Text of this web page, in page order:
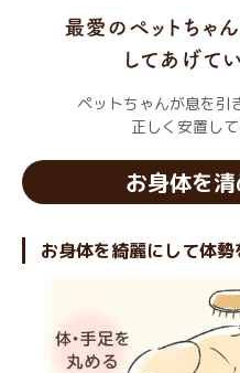
ペットちゃんが息を引
正しく安置し
お身体を
お身体を綺麗にして体勢